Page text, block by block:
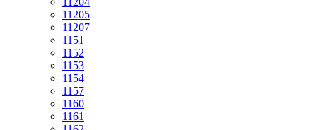
11205
11207
1151
1152
1153
1154
1157
1160
1161